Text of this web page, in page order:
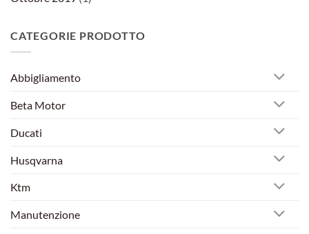
CATEGORIE PRODOTTO
Abbigliamento
Beta Motor
Ducati
Husqvarna
Ktm
Manutenzione